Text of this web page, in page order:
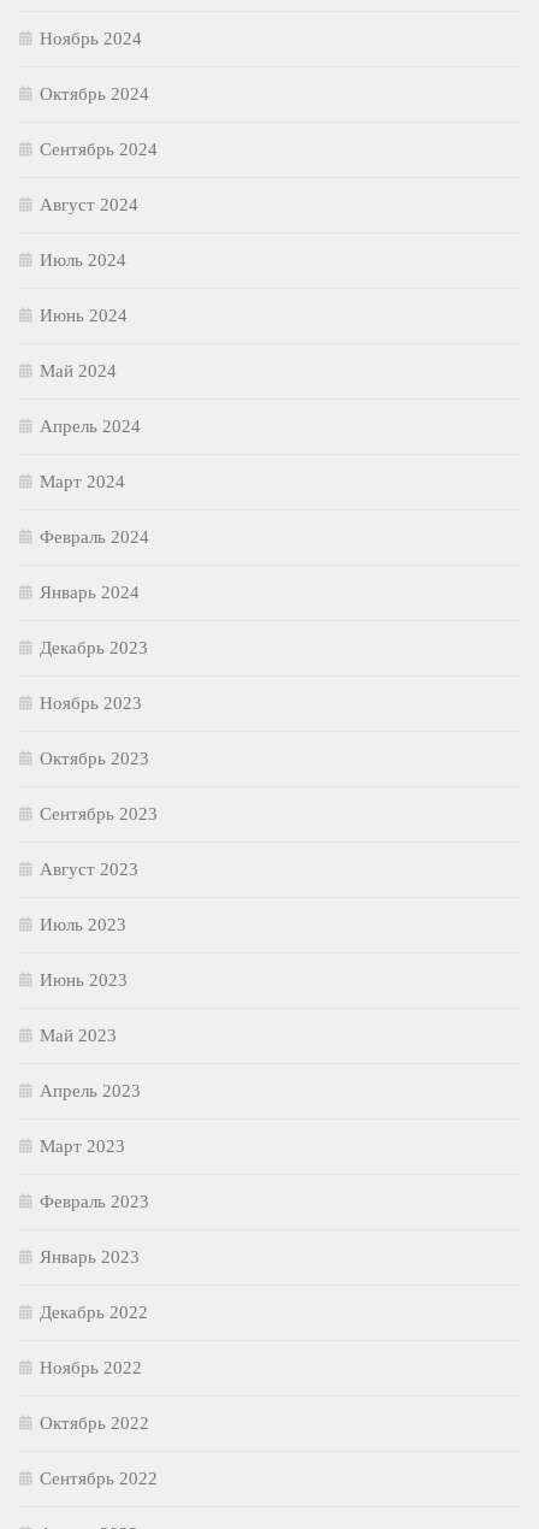
Ноябрь 2024
Октябрь 2024
Сентябрь 2024
Август 2024
Июль 2024
Июнь 2024
Май 2024
Апрель 2024
Март 2024
Февраль 2024
Январь 2024
Декабрь 2023
Ноябрь 2023
Октябрь 2023
Сентябрь 2023
Август 2023
Июль 2023
Июнь 2023
Май 2023
Апрель 2023
Март 2023
Февраль 2023
Январь 2023
Декабрь 2022
Ноябрь 2022
Октябрь 2022
Сентябрь 2022